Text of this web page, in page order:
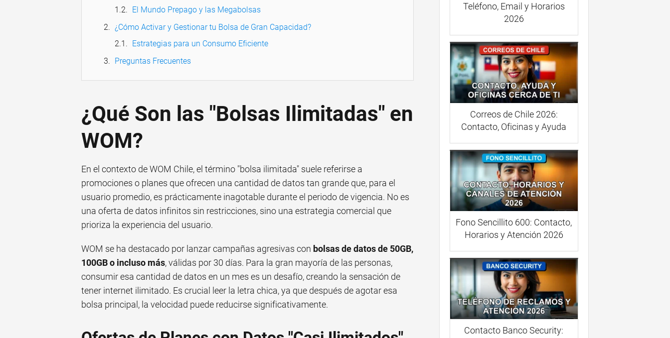
El Mundo Prepago y las Megabolsas
¿Cómo Activar y Gestionar tu Bolsa de Gran Capacidad?
Estrategias para un Consumo Eficiente
Preguntas Frecuentes
¿Qué Son las "Bolsas Ilimitadas" en
WOM?
En el contexto de WOM Chile, el término "bolsa ilimitada" suele referirse a
promociones o planes que ofrecen una cantidad de datos tan grande que, para el
usuario promedio, es prácticamente inagotable durante el periodo de vigencia. No es
una oferta de datos infinitos sin restricciones, sino una estrategia comercial que
prioriza la experiencia del usuario.
WOM se ha destacado por lanzar campañas agresivas con bolsas de datos de 50GB,
100GB o incluso más, válidas por 30 días. Para la gran mayoría de las personas,
consumir esa cantidad de datos en un mes es un desafío, creando la sensación de
tener internet ilimitado. Es crucial leer la letra chica, ya que después de agotar esa
bolsa principal, la velocidad puede reducirse significativamente.
Teléfono, Email y Horarios
2026
Correos de Chile 2026:
Contacto, Oficinas y Ayuda
Fono Sencillito 600: Contacto,
Horarios y Atención 2026
Contacto Banco Security: